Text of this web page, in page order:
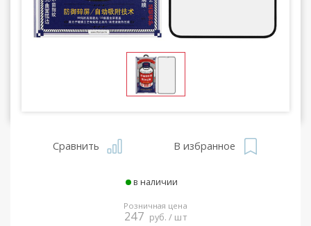
Сравнить В избранное
в наличии
Розничная цена
247 руб. / шт